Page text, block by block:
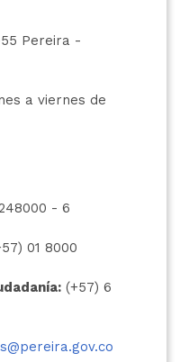
Pereira -
a viernes de
- 6
01 8000
(+57) 6